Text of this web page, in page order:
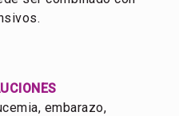
embarazo,